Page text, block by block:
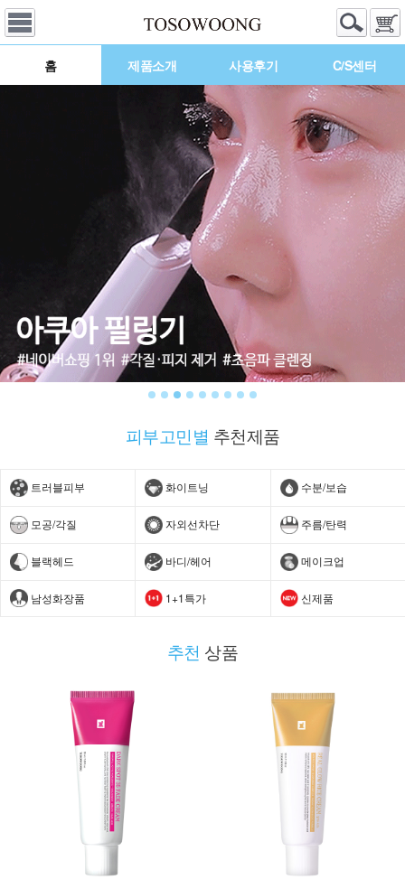
홈 제품소개 사용후기 C/S센터
피부고민별 추천제품
트러블피부 화이트닝 수분/보습
모공/각질 자외선차단 주름/탄력
블랙헤드 바디/헤어 메이크업
남성화장품 1+1특가 신제품
추천 상품